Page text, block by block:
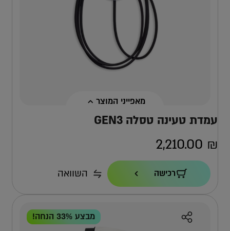
מאפייני המוצר
עמדת טעינה טסלה GEN3
2,210.00 ₪
הספק טעינה
22KW
רכישה השוואה
מבצע 33% הנחה!